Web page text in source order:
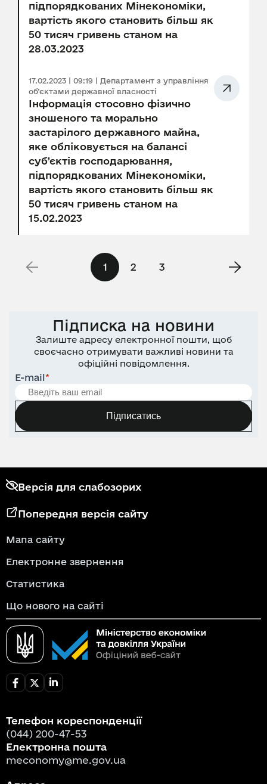
підпорядкованих Мінекономіки,
вартість якого становить більш як
50 тисяч гривень станом на
28.03.2023
17.02.2023 | 09:19 | Департамент з управління
об’єктами державної власності
Інформація стосовно фізично
зношеного та морально
застарілого державного майна,
яке обліковується на балансі
суб’єктів господарювання,
підпорядкованих Мінекономіки,
вартість якого становить більш як
50 тисяч гривень станом на
15.02.2023
1 2 3
Підписка на новини
Залиште адресу електронної пошти, щоб
своєчасно отримувати важливі новини та
офіційні повідомлення.
E-mail*
Підписатись
Версія для слабозорих
Попередня версія сайту
Мапа сайту
Електронне звернення
Статистика
Що нового на сайті
Телефон кореспонденції
(044) 200-47-53
Електронна пошта
meconomy@me.gov.ua